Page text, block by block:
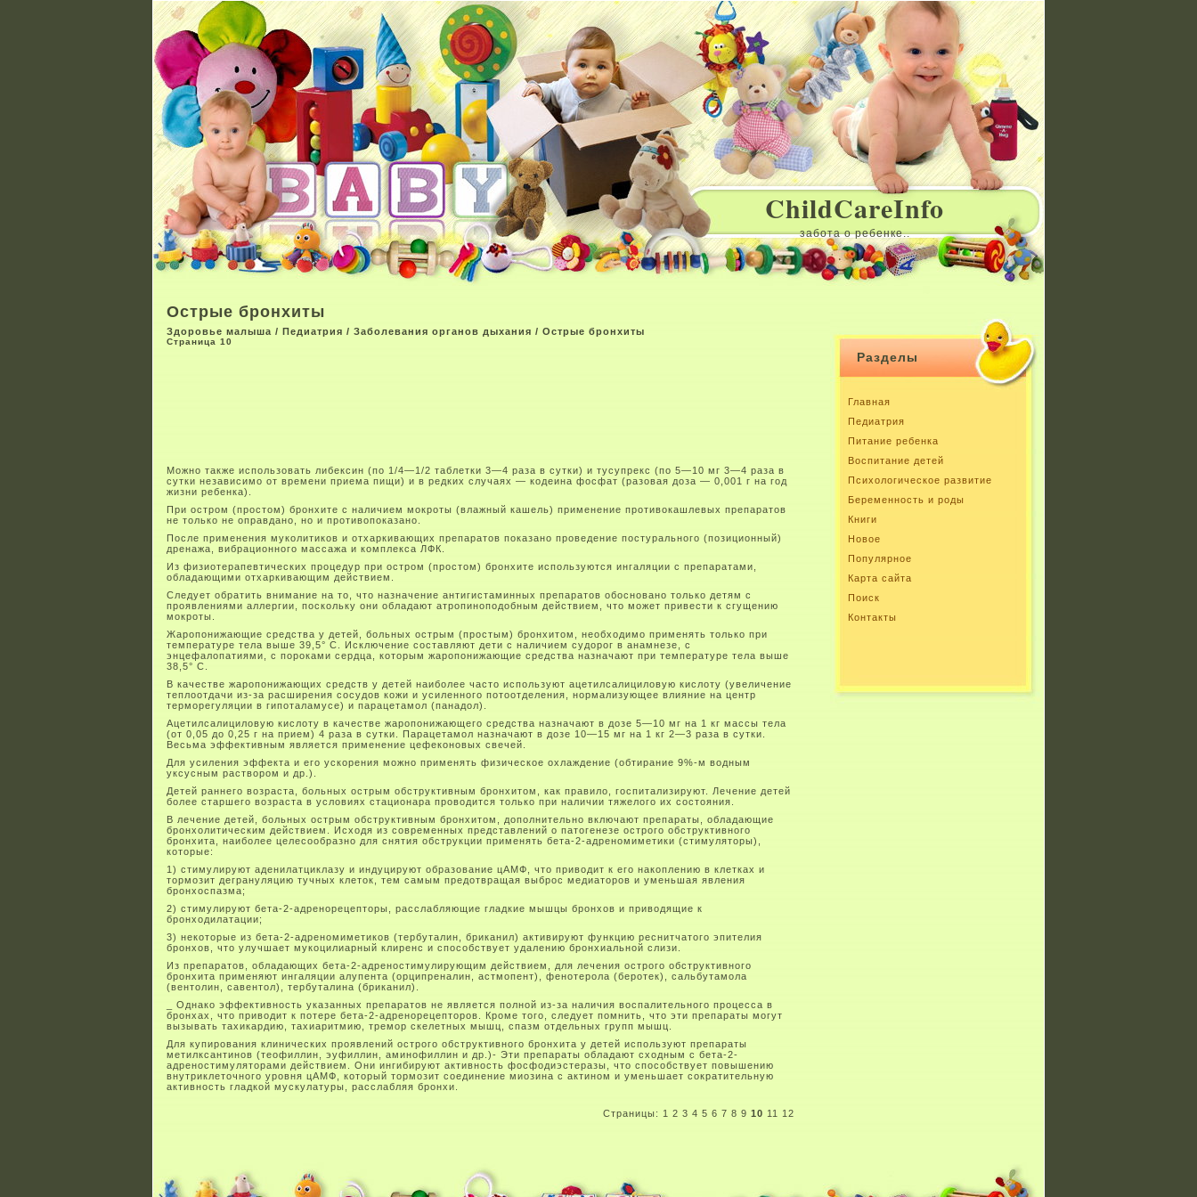
ChildCareInfo
забота о ребенке..
Острые бронхиты
Здоровье малыша / Педиатрия / Заболевания органов дыхания / Острые бронхиты
Страница 10
Можно также использовать либексин (по 1/4—1/2 таблетки 3—4 раза в сутки) и тусупрекс (по 5—10 мг 3—4 раза в
сутки независимо от времени приема пищи) и в редких случаях — кодеина фосфат (разовая доза — 0,001 г на год
жизни ребенка).
При остром (простом) бронхите с наличием мокроты (влажный кашель) применение противокашлевых препаратов
не только не оправдано, но и противопоказано.
После применения муколитиков и отхаркивающих препаратов показано проведение постурального (позиционный)
дренажа, вибрационного массажа и комплекса ЛФК.
Из физиотерапевтических процедур при остром (простом) бронхите используются ингаляции с препаратами,
обладающими отхаркивающим действием.
Следует обратить внимание на то, что назначение антигистаминных препаратов обосновано только детям с
проявлениями аллергии, поскольку они обладают атропиноподобным действием, что может привести к сгущению
мокроты.
Жаропонижающие средства у детей, больных острым (простым) бронхитом, необходимо применять только при
температуре тела выше 39,5° С. Исключение составляют дети с наличием судорог в анамнезе, с
энцефалопатиями, с пороками сердца, которым жаропонижающие средства назначают при температуре тела выше
38,5° С.
В качестве жаропонижающих средств у детей наиболее часто используют ацетилсалициловую кислоту (увеличение
теплоотдачи из-за расширения сосудов кожи и усиленного потоотделения, нормализующее влияние на центр
терморегуляции в гипоталамусе) и парацетамол (панадол).
Ацетилсалициловую кислоту в качестве жаропонижающего средства назначают в дозе 5—10 мг на 1 кг массы тела
(от 0,05 до 0,25 г на прием) 4 раза в сутки. Парацетамол назначают в дозе 10—15 мг на 1 кг 2—3 раза в сутки.
Весьма эффективным является применение цефеконовых свечей.
Для усиления эффекта и его ускорения можно применять физическое охлаждение (обтирание 9%-м водным
уксусным раствором и др.).
Детей раннего возраста, больных острым обструктивным бронхитом, как правило, госпитализируют. Лечение детей
более старшего возраста в условиях стационара проводится только при наличии тяжелого их состояния.
В лечение детей, больных острым обструктивным бронхитом, дополнительно включают препараты, обладающие
бронхолитическим действием. Исходя из современных представлений о патогенезе острого обструктивного
бронхита, наиболее целесообразно для снятия обструкции применять бета-2-адреномиметики (стимуляторы),
которые:
1) стимулируют аденилатциклазу и индуцируют образование цАМФ, что приводит к его накоплению в клетках и
тормозит дегрануляцию тучных клеток, тем самым предотвращая выброс медиаторов и уменьшая явления
бронхоспазма;
2) стимулируют бета-2-адренорецепторы, расслабляющие гладкие мышцы бронхов и приводящие к
бронходилатации;
3) некоторые из бета-2-адреномиметиков (тербуталин, бриканил) активируют функцию реснитчатого эпителия
бронхов, что улучшает мукоцилиарный клиренс и способствует удалению бронхиальной слизи.
Из препаратов, обладающих бета-2-адреностимулирующим действием, для лечения острого обструктивного
бронхита применяют ингаляции алупента (орципреналин, астмопент), фенотерола (беротек), сальбутамола
(вентолин, савентол), тербуталина (бриканил).
_ Однако эффективность указанных препаратов не является полной из-за наличия воспалительного процесса в
бронхах, что приводит к потере бета-2-адренорецепторов. Кроме того, следует помнить, что эти препараты могут
вызывать тахикардию, тахиаритмию, тремор скелетных мышц, спазм отдельных групп мышц.
Для купирования клинических проявлений острого обструктивного бронхита у детей используют препараты
метилксантинов (теофиллин, эуфиллин, аминофиллин и др.)- Эти препараты обладают сходным с бета-2-
адреностимуляторами действием. Они ингибируют активность фосфодиэстеразы, что способствует повышению
внутриклеточного уровня цАМФ, который тормозит соединение миозина с актином и уменьшает сократительную
активность гладкой мускулатуры, расслабляя бронхи.
Страницы: 1 2 3 4 5 6 7 8 9 10 11 12
Разделы
Главная
Педиатрия
Питание ребенка
Воспитание детей
Психологическое развитие
Беременность и роды
Книги
Новое
Популярное
Карта сайта
Поиск
Контакты